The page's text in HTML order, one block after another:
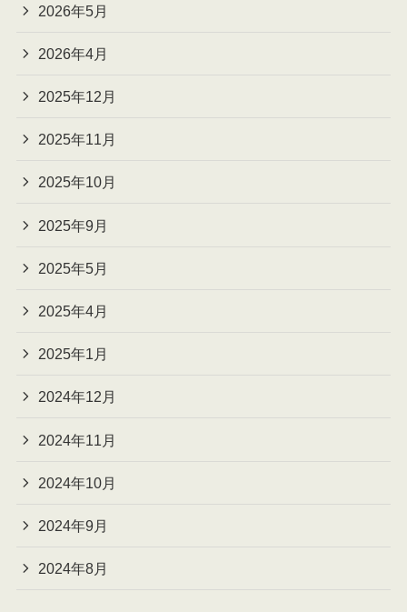
2026年5月
2026年4月
2025年12月
2025年11月
2025年10月
2025年9月
2025年5月
2025年4月
2025年1月
2024年12月
2024年11月
2024年10月
2024年9月
2024年8月